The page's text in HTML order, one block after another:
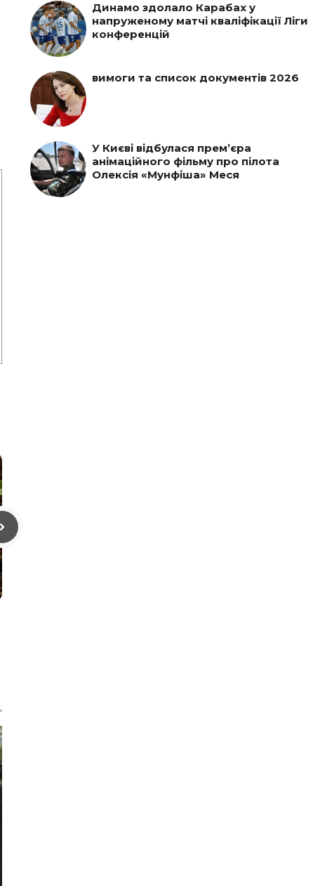
Динамо здолало Карабах у
напруженому матчі кваліфікації Ліги
конференцій
вимоги та список документів 2026
У Києві відбулася прем’єра
анімаційного фільму про пілота
Олексія «Мунфіша» Меся